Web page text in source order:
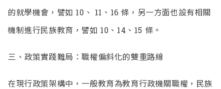
的就學機會，譬如 10、 11、16 條，另一方面也設有相關
機制進行民族教育，譬如 10、14、15 條。
三、政策實踐難局：職權偏斜化的雙重路線
在現行政策架構中，一般教育為教育行政機關職權，民族